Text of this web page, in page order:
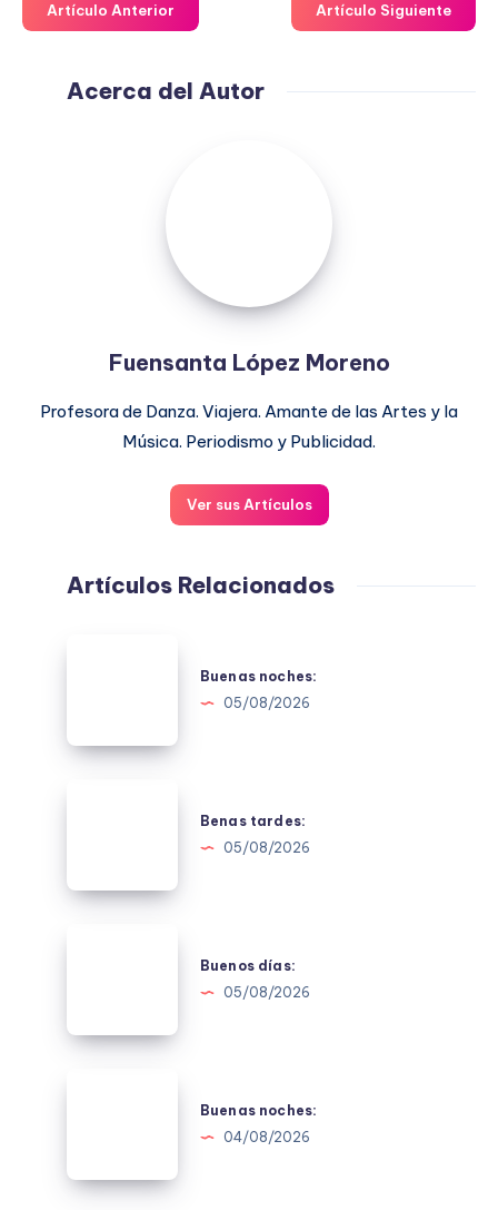
Artículo Anterior Artículo Siguiente
Acerca del Autor
Fuensanta López Moreno
Profesora de Danza. Viajera. Amante de las Artes y la
Música. Periodismo y Publicidad.
Ver sus Artículos
Artículos Relacionados
Buenas noches:
05/08/2026
Benas tardes:
05/08/2026
Buenos días:
05/08/2026
Buenas noches:
04/08/2026